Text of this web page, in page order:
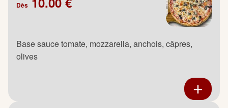
Dès
Base sauce tomate, mozzarella, anchois, câpres,
olives